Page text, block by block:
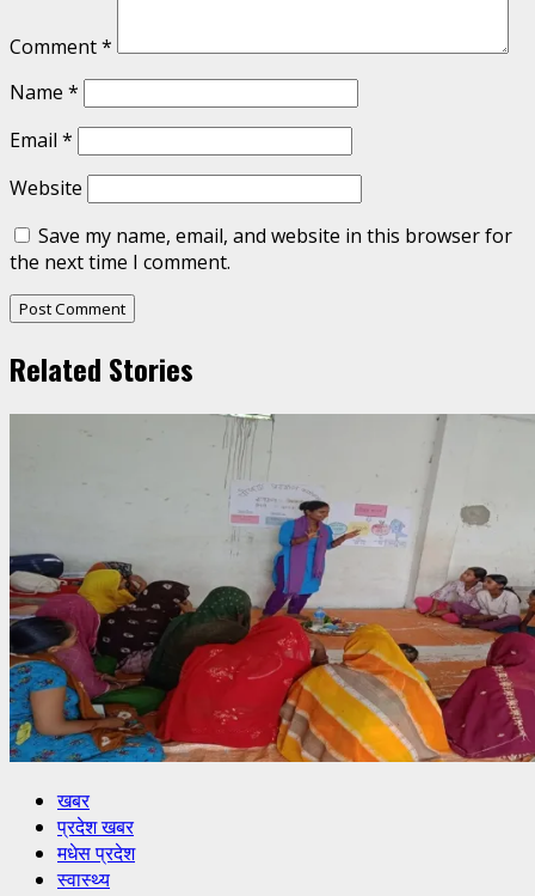
Comment*
Name *
Email *
Website
Save my name, email, and website in this browser for
the next time I comment.
Related Stories
खबर
प्रदेश खबर
मधेस प्रदेश
स्वास्थ्य